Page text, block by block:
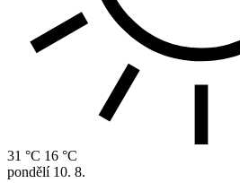
31 °C 16 °C
pondělí 10. 8.